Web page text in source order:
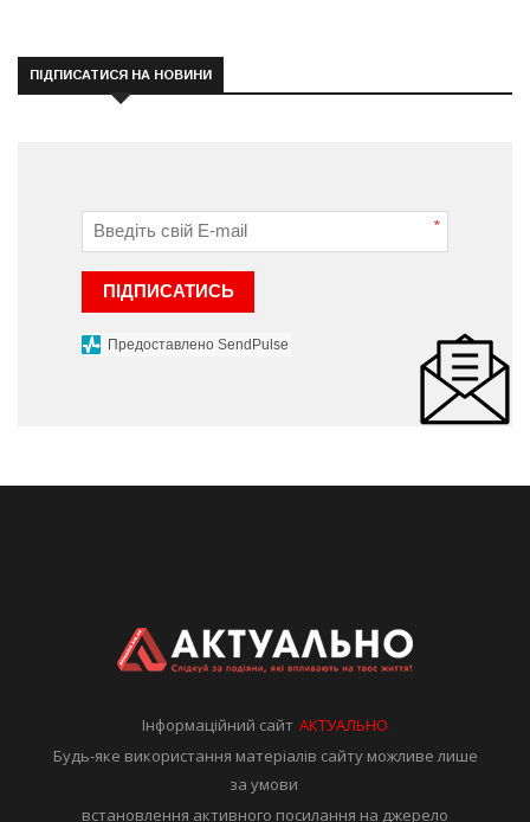
ПІДПИСАТИСЯ НА НОВИНИ
*
ПІДПИСАТИСЬ
Предоставлено SendPulse
Інформаційний сайтАКТУАЛЬНО
Будь-яке використання матеріалів сайту можливе лише
за умови
встановлення активного посилання на джерело